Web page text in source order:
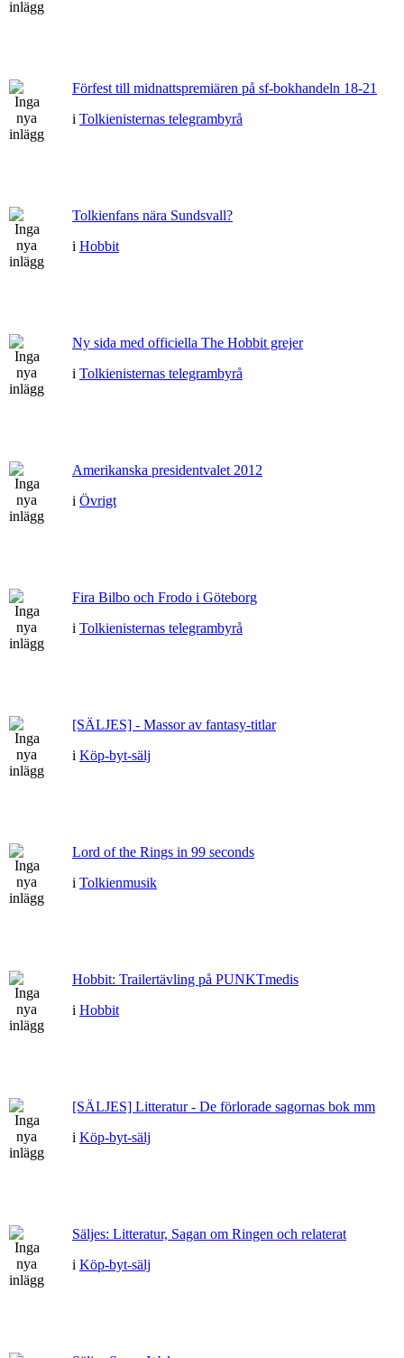
Förfest till midnattspremiären på sf-bokhandeln 18-21
i Tolkienisternas telegrambyrå
Tolkienfans nära Sundsvall?
i Hobbit
Ny sida med officiella The Hobbit grejer
i Tolkienisternas telegrambyrå
Amerikanska presidentvalet 2012
i Övrigt
Fira Bilbo och Frodo i Göteborg
i Tolkienisternas telegrambyrå
[SÄLJES] - Massor av fantasy-titlar
i Köp-byt-sälj
Lord of the Rings in 99 seconds
i Tolkienmusik
Hobbit: Trailertävling på PUNKTmedis
i Hobbit
[SÄLJES] Litteratur - De förlorade sagornas bok mm
i Köp-byt-sälj
Säljes: Litteratur, Sagan om Ringen och relaterat
i Köp-byt-sälj